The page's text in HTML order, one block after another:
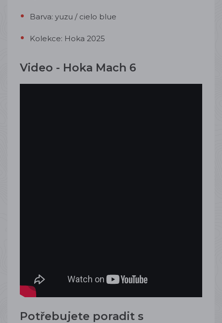
Barva: yuzu / cielo blue
Kolekce: Hoka 2025
Video - Hoka Mach 6
Potřebujete poradit s